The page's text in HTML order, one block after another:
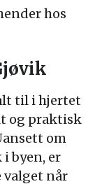
hos
til i hjertet
og praktisk
om
byen, er
valget når